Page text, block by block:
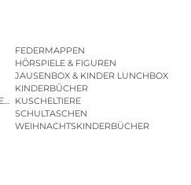
FEDERMAPPEN
HÖRSPIELE & FIGUREN
JAUSENBOX & KINDER LUNCHBOX
KINDERBÜCHER
| KINDERGARTENBEUTEL
KUSCHELTIERE
SCHULTASCHEN
WEIHNACHTSKINDERBÜCHER